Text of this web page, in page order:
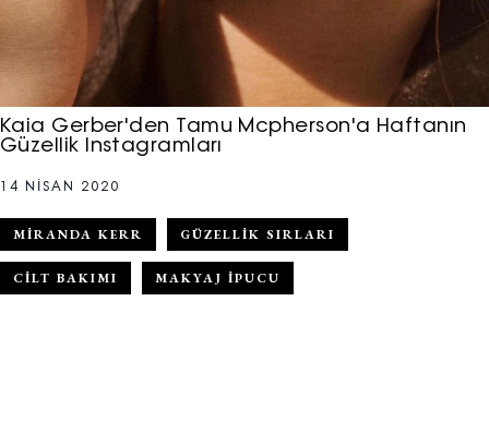
Kaia Gerber'den Tamu Mcpherson'a Haftanın
Güzellik Instagramları
14 NISAN 2020
MIRANDA KERR GÜZELLIK SIRLARI
CILT BAKIMI MAKYAJ IPUCU